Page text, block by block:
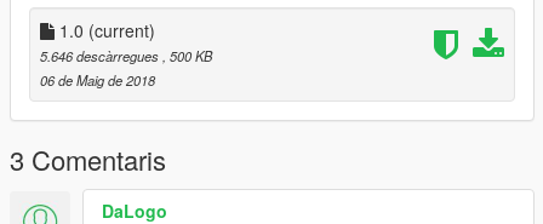
1.0 (current)
5.646 descàrregues , 500 KB
06 de Maig de 2018
3 Comentaris
DaLogo